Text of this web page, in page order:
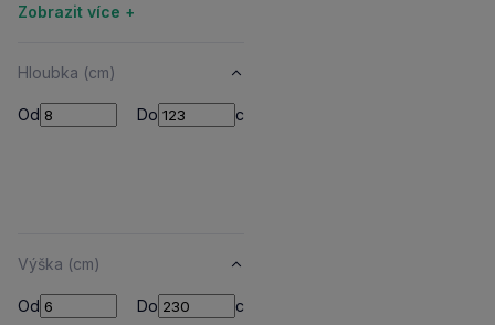
Zobrazit více +
Hloubka (cm)
Od Od Do Do cm
Výška (cm)
Od Od Do Do cm